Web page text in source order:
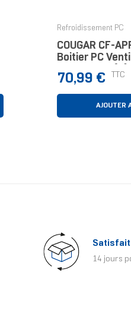
Refroidissement PC
COUGAR CF-
Boitier PC
Noir 3 Pièce(s)
Prix
70,99 € TTC
AJOUTER
Satisfait
14 jours